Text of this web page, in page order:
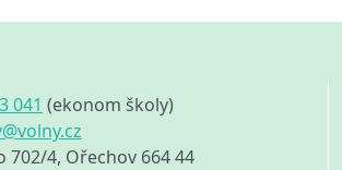
041 (ekonom školy)
702/4, Ořechov 664 44